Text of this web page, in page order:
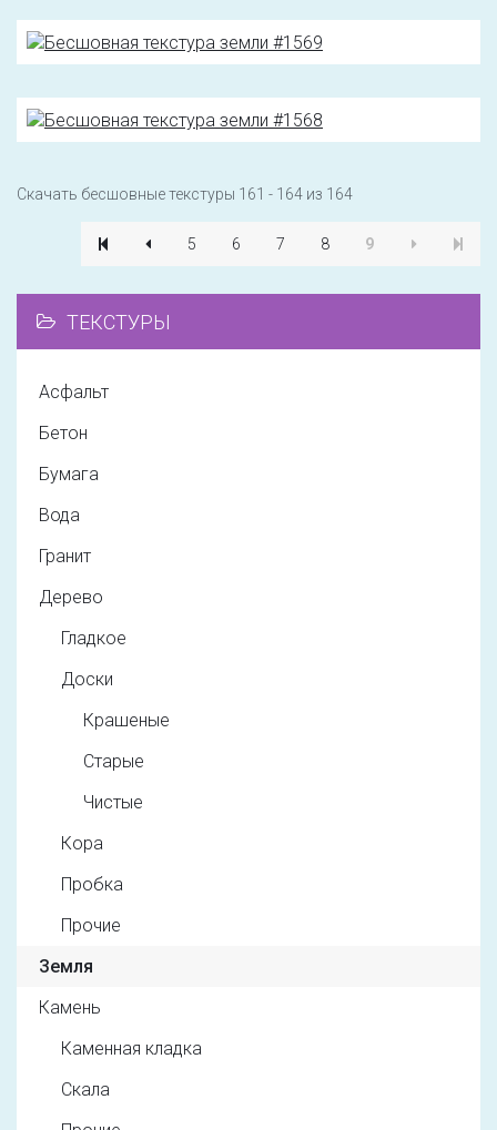
Скачать бесшовные текстуры 161 - 164 из 164
5 6 7 8 9
ТЕКСТУРЫ
Асфальт
Бетон
Бумага
Вода
Гранит
Дерево
Гладкое
Доски
Крашеные
Старые
Чистые
Кора
Пробка
Прочие
Земля
Камень
Каменная кладка
Скала